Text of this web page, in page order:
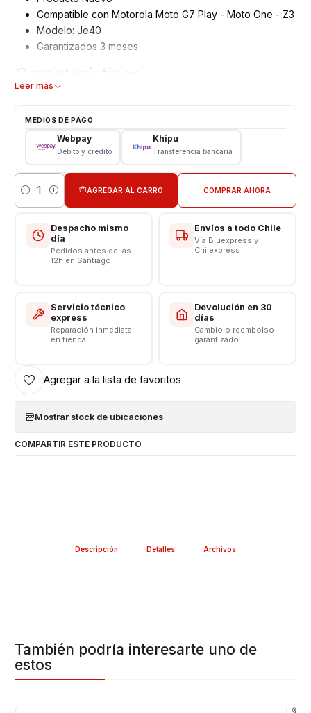
Compatible con Motorola Moto G7 Play - Moto One - Z3
Modelo: Je40
Garantizados 3 meses
Características
Capacidad: 2820 mAh
Límite Voltaje: 4.4v
Somos VENTAS ELECTRONICAS
Leer más
MEDIOS DE PAGO
Webpay
Débito y crédito
Khipu
Transferencia bancaria
Cantidad
AGREGAR AL CARRO COMPRAR AHORA
Despacho mismo
día
Pedidos antes de las
12h en Santiago
Envíos a todo Chile
Vía Bluexpress y
Chilexpress
Servicio técnico
express
Reparación inmediata
en tienda
Devolución en 30
días
Cambio o reembolso
garantizado
Agregar a la lista de favoritos
Mostrar stock de ubicaciones
COMPARTIR ESTE PRODUCTO
Descripción Detalles Archivos
También podría interesarte uno de
estos